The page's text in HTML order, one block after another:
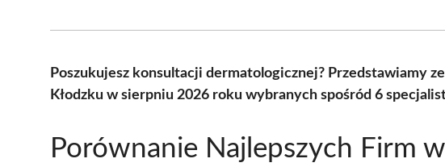
Poszukujesz konsultacji dermatologicznej? Przedstawiamy
Kłodzku w sierpniu 2026 roku wybranych spośród 6
Porównanie Najlepszych Firm